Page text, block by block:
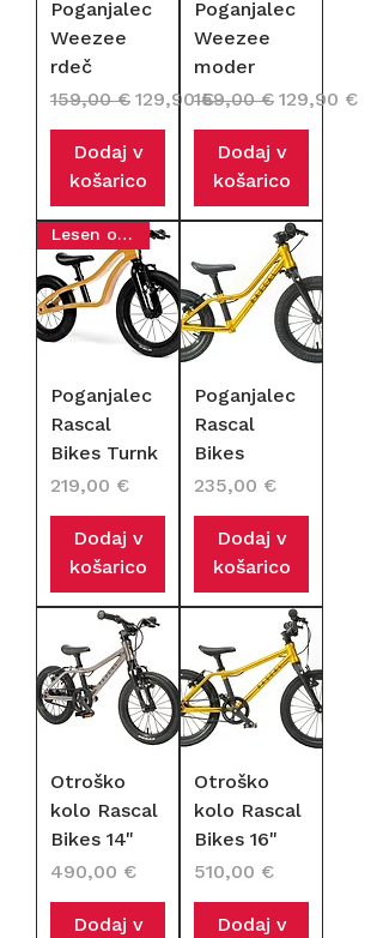
Poganjalec
Weezee
rdeč
Redna cena
159,00 € Cena na razprodaji
129,90 €
Dodaj v
košarico
Poganjalec
Weezee
moder
Redna cena
159,00 € Cena na
129,90 €
Dodaj v
košarico
Lesen okvir
Poganjalec
Rascal
Bikes Turnk
Cena
219,00 €
Dodaj v
košarico
Poganjalec
Rascal
Bikes
Cena
235,00 €
Dodaj v
košarico
Otroško
kolo Rascal
Bikes 14"
Cena
490,00 €
Dodaj v
Otroško
kolo Rascal
Bikes 16"
Cena
510,00 €
Dodaj v